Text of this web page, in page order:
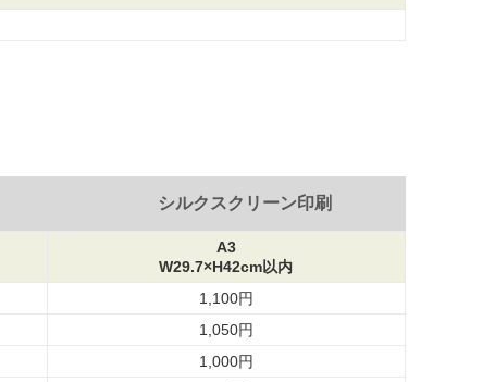
シルクスクリーン印刷
A3
W29.7×H42cm以内
1,100円
1,050円
1,000円